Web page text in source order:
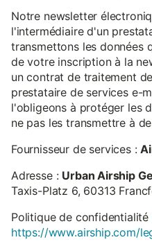
Notre newsletter
l'intermédiaire d'un
transmettons les données
de votre inscription à la
un contrat de traitement
prestataire de services e-
l'obligeons à protéger les
ne pas les transmettre à
Fournisseur de services :
Adresse : Urban Airship
Taxis-Platz 6, 60313
Politique de confidentialité
https://www.airship.com/